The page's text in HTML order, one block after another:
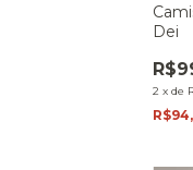
Dei
2 xde